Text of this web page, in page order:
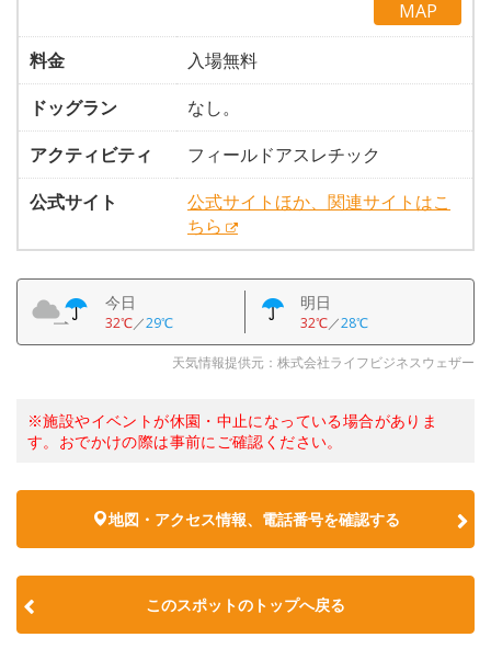
MAP
料金
入場無料
ドッグラン
なし。
アクティビティ
フィールドアスレチック
公式サイト
公式サイトほか、関連サイトはこ
ちら
今日
32℃／29℃
明日
32℃／28℃
天気情報提供元：株式会社ライフビジネスウェザー
※施設やイベントが休園・中止になっている場合がありま
す。おでかけの際は事前にご確認ください。
地図・アクセス情報、電話番号を確認する
このスポットのトップへ戻る